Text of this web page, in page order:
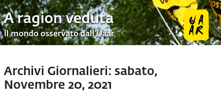
A ragion veduta
Il mondo osservato dall’Uaar
Archivi Giornalieri: sabato,
Novembre 20, 2021